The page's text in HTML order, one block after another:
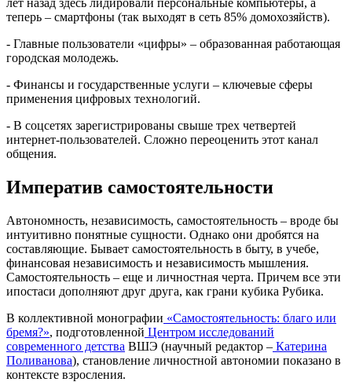
лет назад здесь лидировали персональные компьютеры, а
теперь – смартфоны (так выходят в сеть 85% домохозяйств).
- Главные пользователи «цифры» – образованная работающая
городская молодежь.
- Финансы и государственные услуги – ключевые сферы
применения цифровых технологий.
- В соцсетях зарегистрированы свыше трех четвертей
интернет-пользователей. Сложно переоценить этот канал
общения.
Императив самостоятельности
Автономность, независимость, самостоятельность – вроде бы
интуитивно понятные сущности. Однако они дробятся на
составляющие. Бывает самостоятельность в быту, в учебе,
финансовая независимость и независимость мышления.
Самостоятельность – еще и личностная черта. Причем все эти
ипостаси дополняют друг друга, как грани кубика Рубика.
В коллективной монографии «Самостоятельность: благо или
бремя?», подготовленной Центром исследований
современного детства ВШЭ (научный редактор – Катерина
Поливанова), становление личностной автономии показано в
контексте взросления.